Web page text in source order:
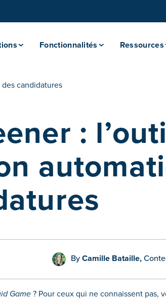
Fonctionnalités Ressources
candidatures
:
ByCamille Bataille,
Game? Pour ceux qui ne connaissent pas,